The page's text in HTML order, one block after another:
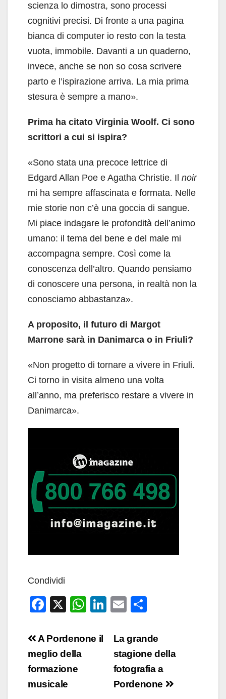
scienza lo dimostra, sono processi
cognitivi precisi. Di fronte a una pagina
bianca di computer io resto con la testa
vuota, immobile. Davanti a un quaderno,
invece, anche se non so cosa scrivere
parto e l’ispirazione arriva. La mia prima
stesura è sempre a mano».
Prima ha citato Virginia Woolf. Ci sono
scrittori a cui si ispira?
«Sono stata una precoce lettrice di
Edgard Allan Poe e Agatha Christie. Il noir
mi ha sempre affascinata e formata. Nelle
mie storie non c’è una goccia di sangue.
Mi piace indagare le profondità dell’animo
umano: il tema del bene e del male mi
accompagna sempre. Così come la
conoscenza dell’altro. Quando pensiamo
di conoscere una persona, in realtà non la
conosciamo abbastanza».
A proposito, il futuro di Margot
Marrone sarà in Danimarca o in Friuli?
«Non progetto di tornare a vivere in Friuli.
Ci torno in visita almeno una volta
all’anno, ma preferisco restare a vivere in
Danimarca».
Condividi
F
c
e
b
o
X
W
at
Li
k
e
dI
n
E
ail n
di
vi
di
Navigazione
articoli
La grande
stagione della
fotografia a
Pordenone
A Pordenone il
meglio della
formazione
musicale